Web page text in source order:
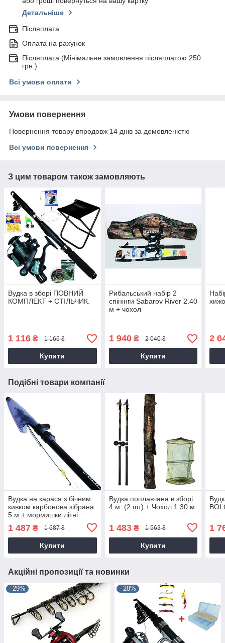
Детальніше
Післяплата
Оплата на рахунок
Післяплата (Мінімальне замовлення післяплатою 250
грн.)
Всі умови оплати
Умови повернення
Повернення товару впродовж 14 днів за домовленістю
Всі умови повернення
З цим товаром також замовляють
Вудка в зборі ПОВНИЙ
КОМПЛЕКТ + СТІЛЬЧИК.
1 116 ₴ 1 166 ₴
Купити
Рибальський набір 2
спінінги Sabarov River 2.40
м + чохол
1 940₴ 2 040 ₴
Купити
2
Подібні товари компанії
Вудка на карася з бічним
кивком карбонова зібрана
5 м.+ мормишки літні
1 487 ₴ 1 687 ₴
Купити
Вудка поплавчана в зборі
4 м. (2 шт) + Чохол 1.30 м.
1 483₴ 1 563 ₴
Купити
1
Акційні пропозиції та новинки
–29% –28%